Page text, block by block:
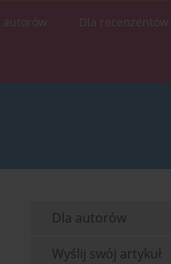
autorów Dla recenzentów
Dla autorów
Wyślij swój artykuł